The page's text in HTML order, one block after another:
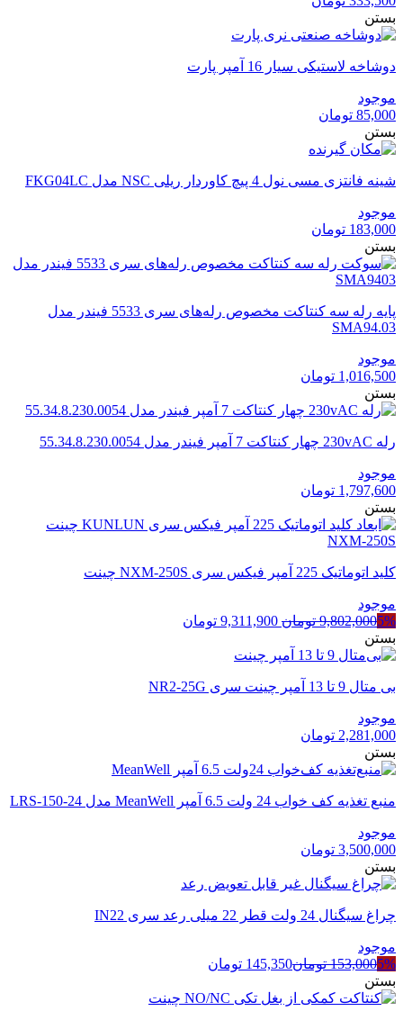
بستن
دوشاخه لاستیکی سیار 16 آمپر پارت
موجود
85,000 تومان
بستن
شینه فانتزی مسی نول 4 پیچ کاوردار ریلی NSC مدل FKG04LC
موجود
183,000 تومان
بستن
پایه رله سه کنتاکت مخصوص رله‌های سری 5533 فیندر مدل
SMA94.03
موجود
1,016,500 تومان
بستن
رله 230vAC چهار کنتاکت 7 آمپر فیندر مدل 55.34.8.230.0054
موجود
1,797,600 تومان
بستن
کلید اتوماتیک 225 آمپر فیکس سری NXM-250S چینت
موجود
5%
9,802,000 تومان قیمت
9,311,900 تومان
بستن
بی متال 9 تا 13 آمپر چینت سری NR2-25G
موجود
2,281,000 تومان
بستن
منبع تغذیه کف خواب 24 ولت 6.5 آمپر MeanWell مدل LRS-150-24
موجود
3,500,000 تومان
بستن
چراغ سیگنال 24 ولت قطر 22 میلی رعد سری IN22
موجود
5%
153,000 تومان145,350 تومان
بستن